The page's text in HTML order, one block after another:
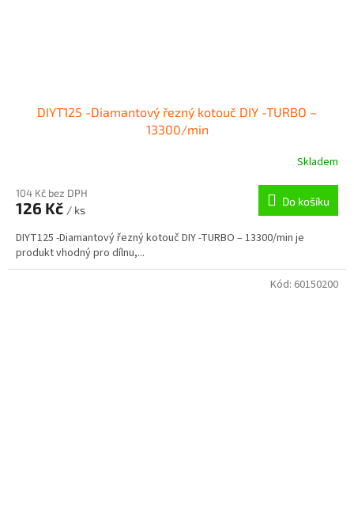
DIYT125 -Diamantový řezný kotouč DIY -TURBO –
13300/min
Skladem
104 Kč bez DPH
126 Kč / ks
Do košíku
DIYT125 -Diamantový řezný kotouč DIY -TURBO – 13300/min je
produkt vhodný pro dílnu,...
Kód: 60150200